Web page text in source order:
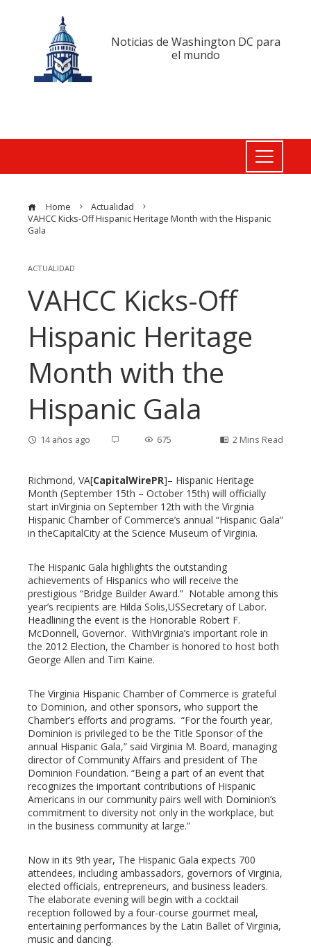
Noticias de Washington DC para
el mundo
Home
Actualidad
VAHCC Kicks-Off Hispanic Heritage Month with the Hispanic
Gala
ACTUALIDAD
VAHCC Kicks-Off
Hispanic Heritage
Month with the
Hispanic Gala
14 años ago 675 2 Mins Read
Richmond, VA[CapitalWirePR]– Hispanic Heritage
Month (September 15th – October 15th) will officially
start inVirginia on September 12th with the Virginia
Hispanic Chamber of Commerce’s annual “Hispanic Gala”
in theCapitalCity at the Science Museum of Virginia.
The Hispanic Gala highlights the outstanding
achievements of Hispanics who will receive the
prestigious “Bridge Builder Award.” Notable among this
year’s recipients are Hilda Solis,USSecretary of Labor.
Headlining the event is the Honorable Robert F.
McDonnell, Governor. WithVirginia’s important role in
the 2012 Election, the Chamber is honored to host both
George Allen and Tim Kaine.
The Virginia Hispanic Chamber of Commerce is grateful
to Dominion, and other sponsors, who support the
Chamber’s efforts and programs. “For the fourth year,
Dominion is privileged to be the Title Sponsor of the
annual Hispanic Gala,” said Virginia M. Board, managing
director of Community Affairs and president of The
Dominion Foundation. “Being a part of an event that
recognizes the important contributions of Hispanic
Americans in our community pairs well with Dominion’s
commitment to diversity not only in the workplace, but
in the business community at large.”
Now in its 9th year, The Hispanic Gala expects 700
attendees, including ambassadors, governors of Virginia,
elected officials, entrepreneurs, and business leaders.
The elaborate evening will begin with a cocktail
reception followed by a four-course gourmet meal,
entertaining performances by the Latin Ballet of Virginia,
music and dancing.